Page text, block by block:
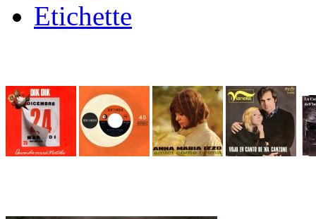
Etichette